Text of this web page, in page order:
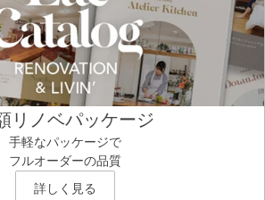
リノベパッケージ
手軽なパッケージで
フルオーダーの品質
詳しく見る